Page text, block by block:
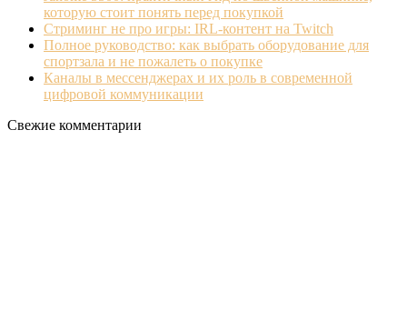
которую стоит понять перед покупкой
Стриминг не про игры: IRL‐контент на Twitch
Полное руководство: как выбрать оборудование для
спортзала и не пожалеть о покупке
Каналы в мессенджерах и их роль в современной
цифровой коммуникации
Свежие комментарии